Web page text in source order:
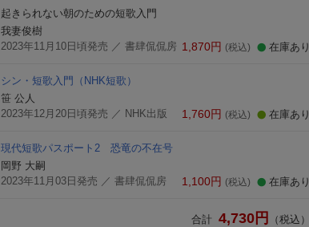
起きられない朝のための短歌入門
我妻俊樹
2023年11月10日頃発売 ／ 書肆侃侃房 1,870円 (税込) 在庫あり
シン・短歌入門 （NHK短歌）
笹 公人
2023年12月20日頃発売 ／ NHK出版 1,760円 (税込) 在庫あり
現代短歌パスポート2 恐竜の不在号
岡野 大嗣
2023年11月03日発売 ／ 書肆侃侃房 1,100円 (税込) 在庫あり
合計 4,730 円 （税込）